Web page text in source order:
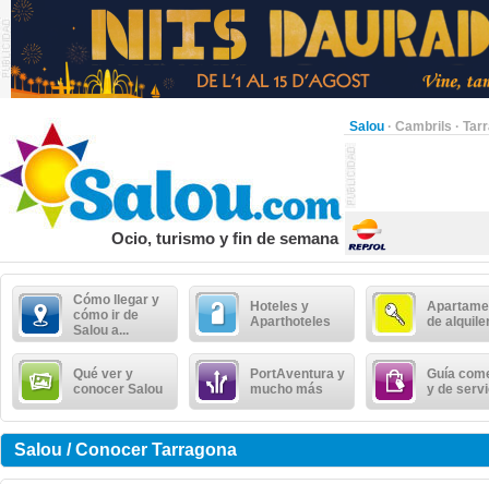
Salou · Cambrils ·
Ocio, turismo y fin de semana
Cómo llegar y
cómo ir de
Salou a...
Hoteles y
Aparthoteles
de
Qué ver y
conocer Salou
PortAventura y
mucho más
Guía
y de
Salou / Conocer Tarragona